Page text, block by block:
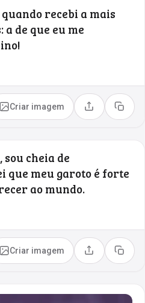
recebi a mais
de que eu me
Criar imagem Compartilhar
Copiar
sou cheia de
que meu garoto é forte
ao mundo.
Criar imagem Compartilhar
Copiar